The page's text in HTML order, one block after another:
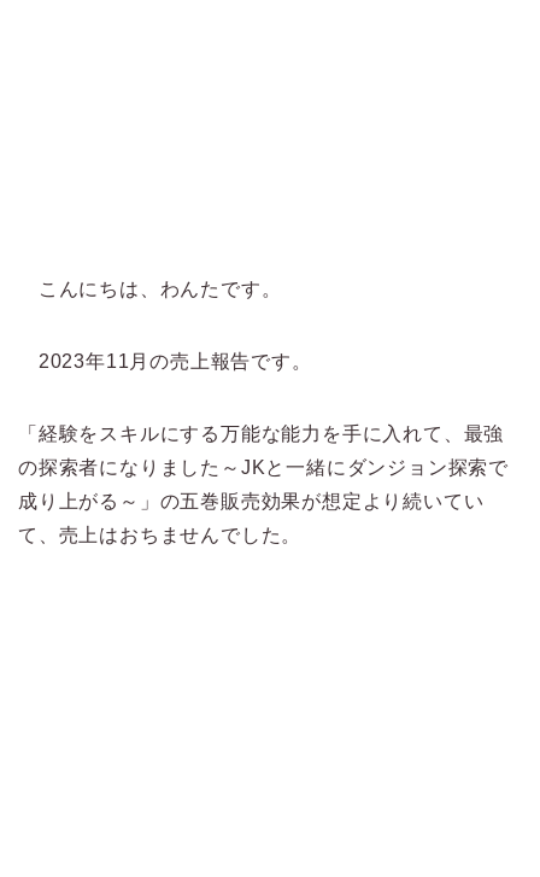
こんにちは、わんたです。
2023年11月の売上報告です。
「経験をスキルにする万能な能力を手に入れて、最強
の探索者になりました～JKと一緒にダンジョン探索で
成り上がる～」の五巻販売効果が想定より続いてい
て、売上はおちませんでした。